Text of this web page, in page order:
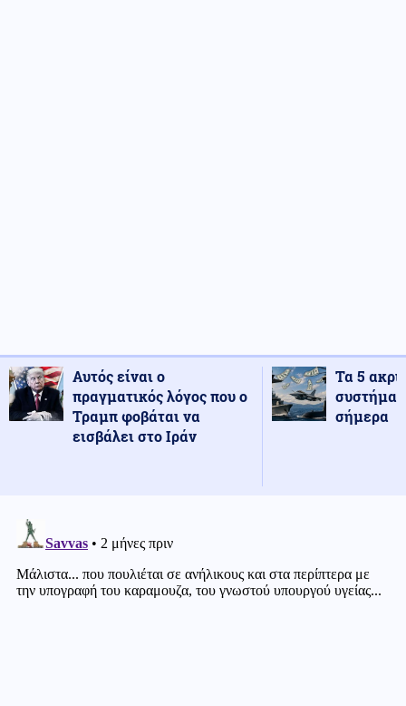
Αυτός είναι ο
πραγματικός λόγος που ο
Τραμπ φοβάται να
εισβάλει στο Ιράν
Τα 5
σήμερα